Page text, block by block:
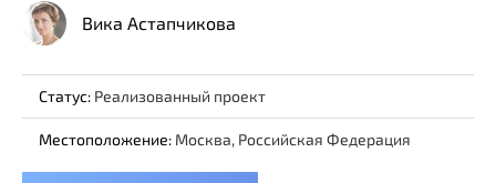
Вика Астапчикова
Статус: Реализованный проект
Местоположение: Москва, Российская Федерация